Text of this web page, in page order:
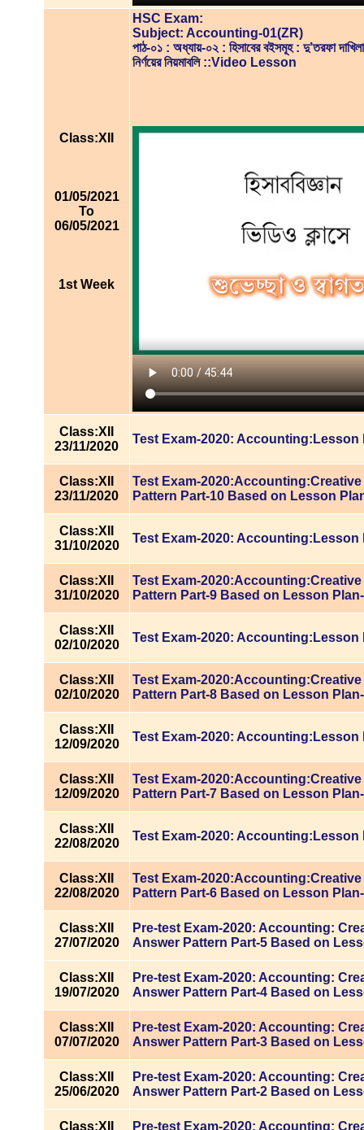
Class:XII
01/05/2021
To
06/05/2021
1st Week
HSC Exam:
Subject: Accounting-01(ZR)
পাঠ-০১ : অধ্যায়-০২ : হিসাবের বইসমূহ : দু’তরফা দাখিলা
নির্ণয়ের নিয়মাবলি ::Video Lesson
Class:XII
23/11/2020
Test Exam-2020: Accounting:Lesson
Class:XII
23/11/2020
Test Exam-
Pattern Part-10 Based on Lesson
Class:XII
31/10/2020
Test Exam-2020: Accounting:Lesson
Class:XII
31/10/2020
Test Exam-
Pattern Part-9 Based on Lesson
Class:XII
02/10/2020
Test Exam-2020: Accounting:Lesson
Class:XII
02/10/2020
Test Exam-
Pattern Part-8 Based on Lesson
Class:XII
12/09/2020
Test Exam-2020: Accounting:Lesson
Class:XII
12/09/2020
Test Exam-
Pattern Part-7 Based on Lesson
Class:XII
22/08/2020
Test Exam-2020: Accounting:Lesson
Class:XII
22/08/2020
Test Exam-
Pattern Part-6 Based on Lesson
Class:XII
27/07/2020
Pre-test Exam-2020: Accounting:
Answer Pattern Part-5 Based on
Class:XII
19/07/2020
Pre-test Exam-2020: Accounting:
Answer Pattern Part-4 Based on
Class:XII
07/07/2020
Pre-test Exam-2020: Accounting:
Answer Pattern Part-3 Based on
Class:XII
25/06/2020
Pre-test Exam-2020: Accounting:
Answer Pattern Part-2 Based on
Class:XII
Pre-test Exam-2020: Accounting: